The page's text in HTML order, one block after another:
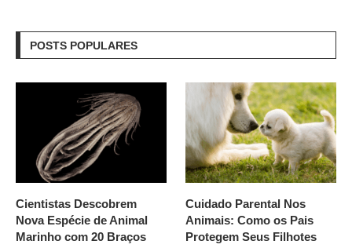
POSTS POPULARES
Cientistas Descobrem
Nova Espécie de Animal
Marinho com 20 Braços
Cuidado Parental Nos
Animais: Como os Pais
Protegem Seus Filhotes